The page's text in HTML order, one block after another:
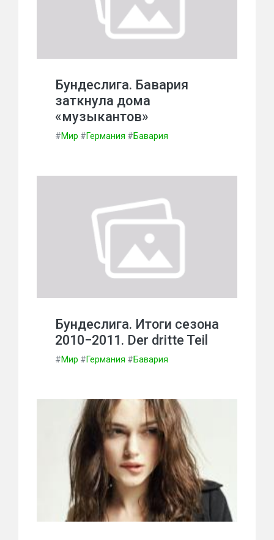
Бундеслига. Бавария
заткнула дома
«музыкантов»
#Мир #Германия #Бавария
Бундеслига. Итоги сезона
2010−2011. Der dritte Teil
#Мир #Германия #Бавария